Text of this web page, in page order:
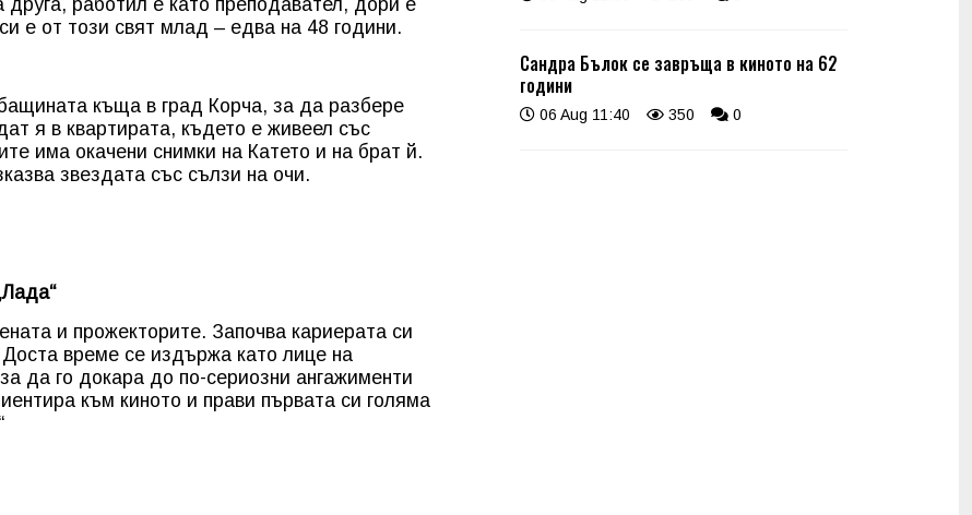
друга, работил е като преподавател, дори е
е от този свят млад – едва на 48 години.
къща в град Корча, за да разбере
я в квартирата, където е живеел със
има окачени снимки на Катето и на брат й.
звездата със сълзи на очи.
и прожекторите. Започва кариерата си
време се издържа като лице на
да го докара до по-сериозни ангажименти
към киното и прави първата си голяма
Сандра Бълок се завръща в киното на 62
години
06 Aug 11:40 350 0